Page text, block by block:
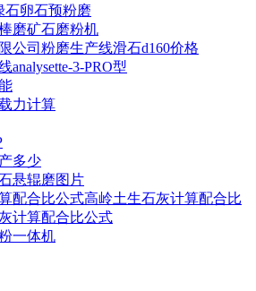
石卵石预粉磨
磨矿石磨粉机
公司粉磨生产线滑石d160价格
analysette-3-PRO型
力计算
多少
悬辊磨图片
配合比公式高岭土生石灰计算配合比
计算配合比公式
一体机